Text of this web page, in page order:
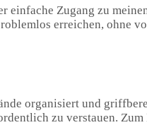
Zugang zu
erreichen, ohne
organisiert und
zu verstauen.